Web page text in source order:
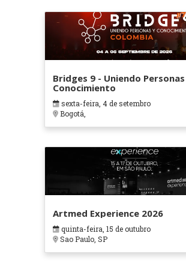
Bridges 9 - Uniendo Personas
Conocimiento
sexta-feira, 4 de setembro
Bogotá,
Artmed Experience 2026
quinta-feira, 15 de outubro
Sao Paulo, SP